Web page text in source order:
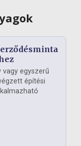
vagy egyszerű
építési